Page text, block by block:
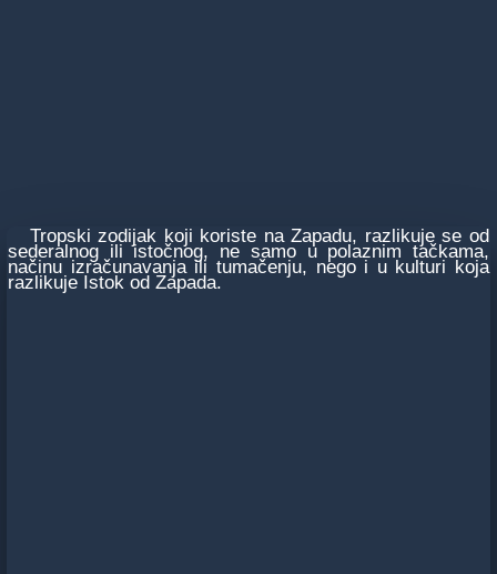
Tropski zodijak koji koriste na Zapadu, razlikuje se od
sederalnog ili istočnog, ne samo u polaznim tačkama,
načinu izračunavanja ili tumačenju, nego i u kulturi koja
razlikuje Istok od Zapada.